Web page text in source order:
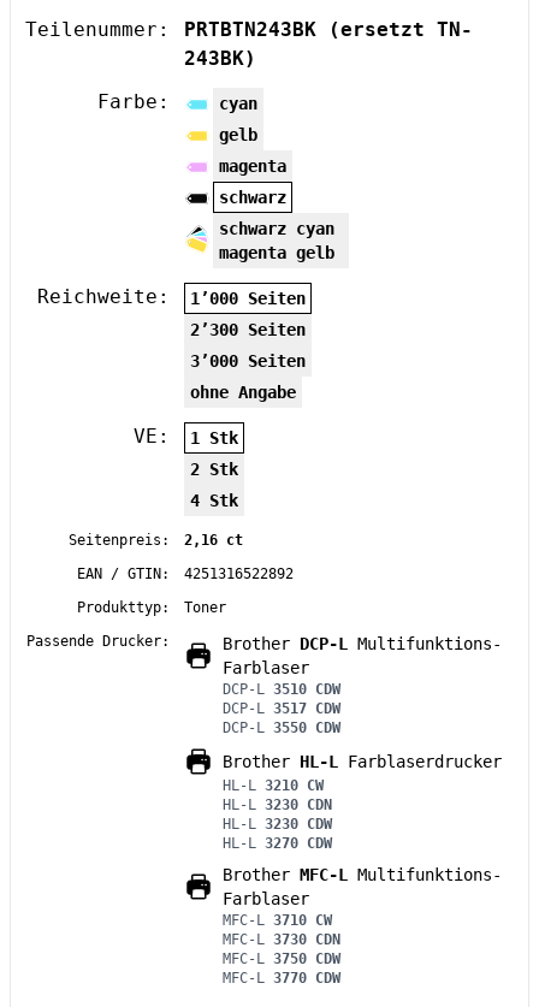
Teilenummer:
PRTBTN243BK
(ersetzt TN-
243BK)
Farbe:
cyan
gelb
magenta
schwarz
schwarz cyan
magenta gelb
Reichweite:
1’000 Seiten
2’300 Seiten
3’000 Seiten
ohne Angabe
VE:
1 Stk
2 Stk
4 Stk
Seitenpreis:
2,16 ct
EAN / GTIN:
4251316522892
Produkttyp:
Toner
Passende Drucker:
Brother DCP-L Multifunktions-
Farblaser
DCP-L 3510 CDW
DCP-L 3517 CDW
DCP-L 3550 CDW
Brother HL-L Farblaserdrucker
HL-L 3210 CW
HL-L 3230 CDN
HL-L 3230 CDW
HL-L 3270 CDW
Brother MFC-L Multifunktions-
Farblaser
MFC-L 3710 CW
MFC-L 3730 CDN
MFC-L 3750 CDW
MFC-L 3770 CDW